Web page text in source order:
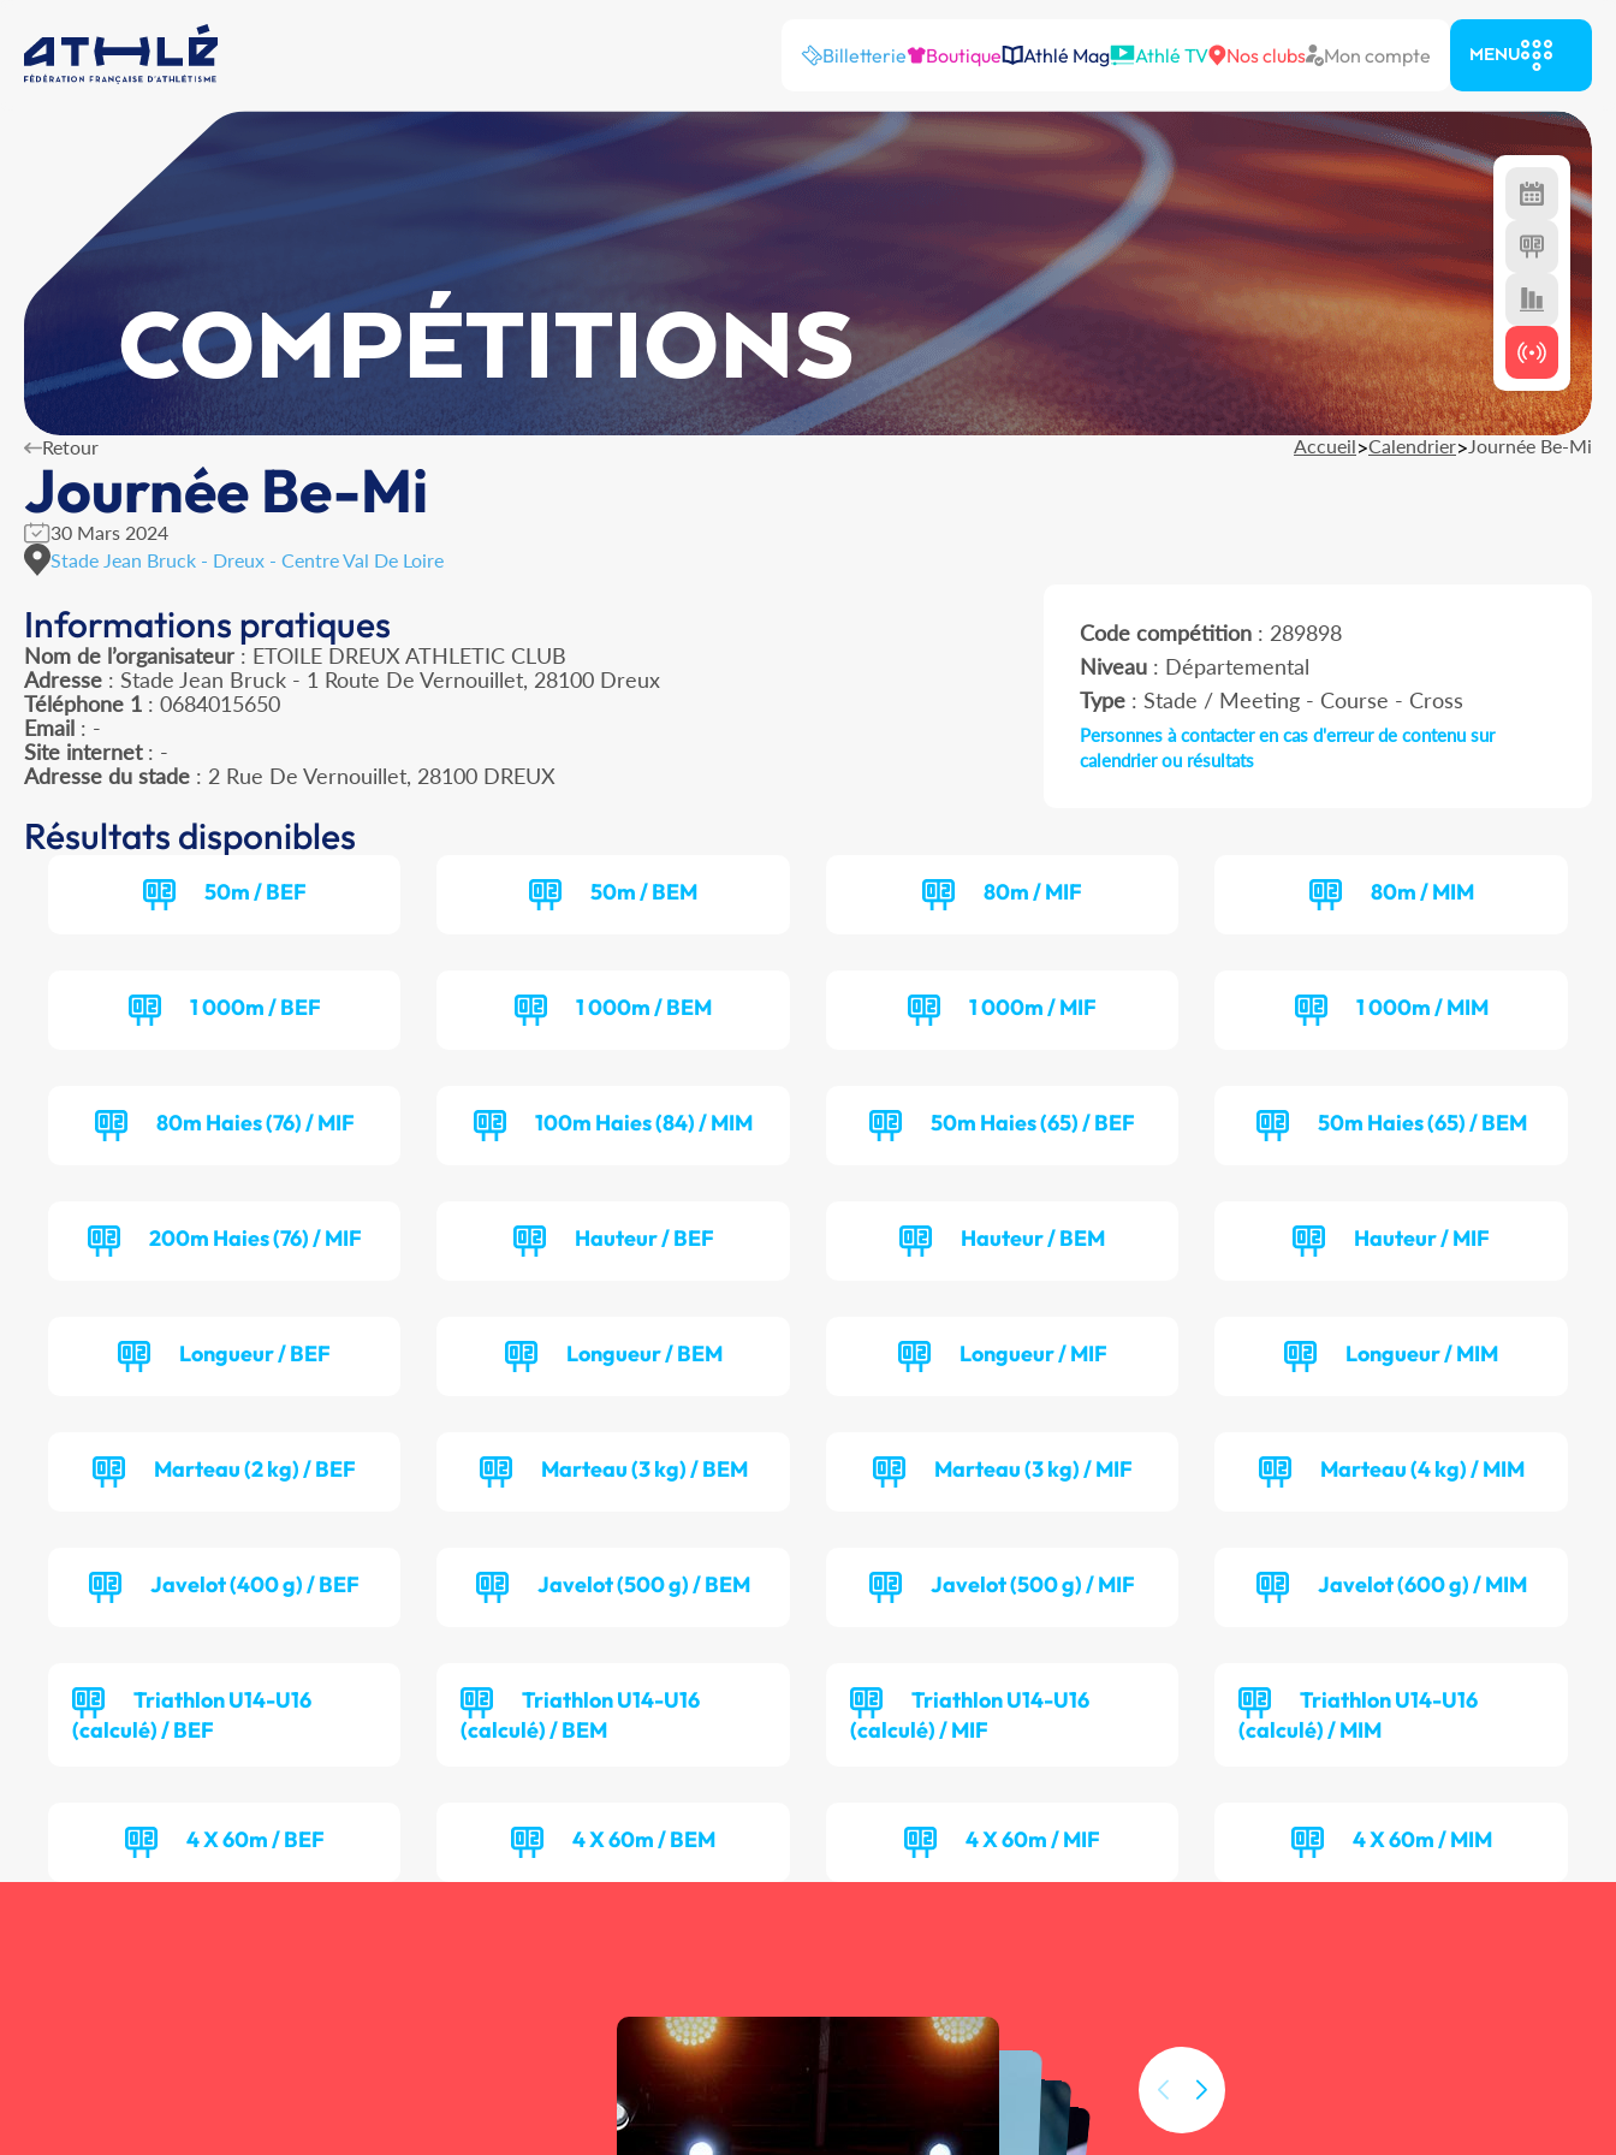
Billetterie Boutique Athlé Mag Athlé TV Nos clubs Mon compte MENU
COMPÉTITIONS
Retour Accueil>Calendrier>Journée Be-Mi
Journée Be-Mi
30 Mars 2024
Stade Jean Bruck - Dreux - Centre Val De Loire
Informations pratiques
Nom de l’organisateur : ETOILE DREUX ATHLETIC CLUB
Adresse : Stade Jean Bruck - 1 Route De Vernouillet, 28100 Dreux
Téléphone 1 : 0684015650
Email : -
Site internet: -
Adresse du stade : 2 Rue De Vernouillet, 28100 DREUX
Code compétition: 289898
Niveau: Départemental
Type: Stade / Meeting - Course - Cross
Personnes à contacter en cas d'erreur de contenu sur
calendrier ou résultats
Résultats disponibles
50m / BEF 50m / BEM 80m / MIF 80m / MIM
1 000m / BEF 1 000m / BEM 1 000m / MIF 1 000m / MIM
80m Haies (76) / MIF 100m Haies (84) / MIM 50m Haies (65) / BEF 50m Haies (65) / BEM
200m Haies (76) / MIF Hauteur / BEF Hauteur / BEM Hauteur / MIF
Longueur / BEF Longueur / BEM Longueur / MIF Longueur / MIM
Marteau (2 kg) / BEF Marteau (3 kg) / BEM Marteau (3 kg) / MIF Marteau (4 kg) / MIM
Javelot (400 g) / BEF Javelot (500 g) / BEM Javelot (500 g) / MIF Javelot (600 g) / MIM
Triathlon U14-U16
(calculé) / BEF
Triathlon U14-U16
(calculé) / BEM
Triathlon U14-U16
(calculé) / MIF
Triathlon U14-U16
(calculé) / MIM
4 X 60m / BEF 4 X 60m / BEM 4 X 60m / MIF 4 X 60m / MIM